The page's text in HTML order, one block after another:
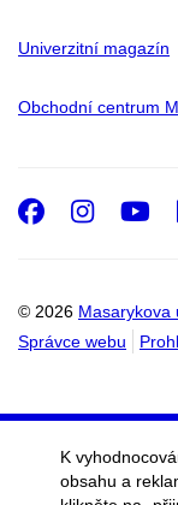
Univerzitní magazín
Obchodní centrum
© 2026 Masarykova
Správce webu
K
obsahu a